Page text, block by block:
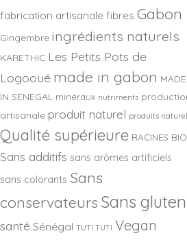
fabrication artisanale fibres Gabon
Gingembre ingrédients naturels
KARETHIC Les Petits Pots de
Logooué made in gabon MADE
IN SENEGAL
minéraux nutriments
artisanale produit naturel produits
Qualité supérieure RACINES BIO
Sans additifs sans arômes artificiels
sans colorants Sans
conservateurs Sans gluten
santé Sénégal TUTI TUTI Vegan